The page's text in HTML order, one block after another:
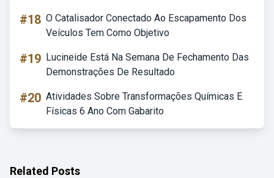
#18 O Catalisador Conectado Ao Escapamento Dos
Veículos Tem Como Objetivo
#19 Lucineide Está Na Semana De Fechamento Das
Demonstrações De Resultado
#20 Atividades Sobre Transformações Químicas E
Físicas 6 Ano Com Gabarito
Related Posts